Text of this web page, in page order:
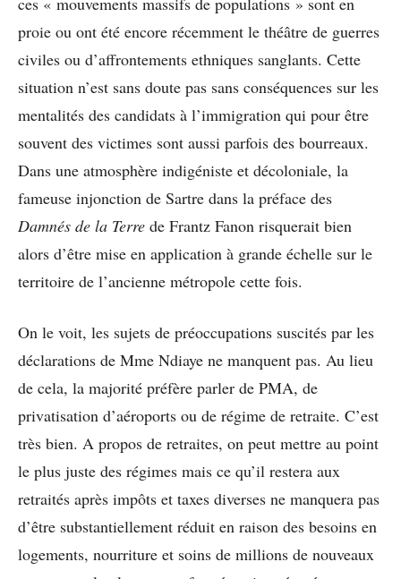
proie ou ont été encore récemment le théâtre de guerres
civiles ou d’affrontements ethniques sanglants. Cette
situation n’est sans doute pas sans conséquences sur les
mentalités des candidats à l’immigration qui pour être
souvent des victimes sont aussi parfois des bourreaux.
Dans une atmosphère indigéniste et décoloniale, la
fameuse injonction de Sartre dans la préface des
Damnés de la Terre de Frantz Fanon risquerait bien
alors d’être mise en application à grande échelle sur le
territoire de l’ancienne métropole cette fois.
On le voit, les sujets de préoccupations suscités par les
déclarations de Mme Ndiaye ne manquent pas. Au lieu
de cela, la majorité préfère parler de PMA, de
privatisation d’aéroports ou de régime de retraite. C’est
très bien. A propos de retraites, on peut mettre au point
le plus juste des régimes mais ce qu’il restera aux
retraités après impôts et taxes diverses ne manquera pas
d’être substantiellement réduit en raison des besoins en
logements, nourriture et soins de millions de nouveaux